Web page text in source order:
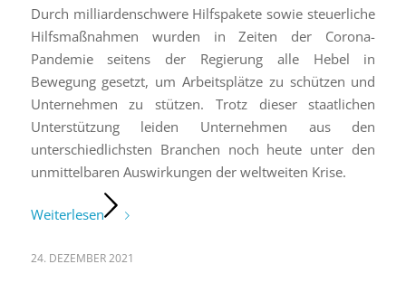
Durch milliardenschwere Hilfspakete sowie steuerliche
Hilfsmaßnahmen wurden in Zeiten der Corona-
Pandemie seitens der Regierung alle Hebel in
Bewegung gesetzt, um Arbeitsplätze zu schützen und
Unternehmen zu stützen. Trotz dieser staatlichen
Unterstützung leiden Unternehmen aus den
unterschiedlichsten Branchen noch heute unter den
unmittelbaren Auswirkungen der weltweiten Krise.
Weiterlesen
24. DEZEMBER 2021